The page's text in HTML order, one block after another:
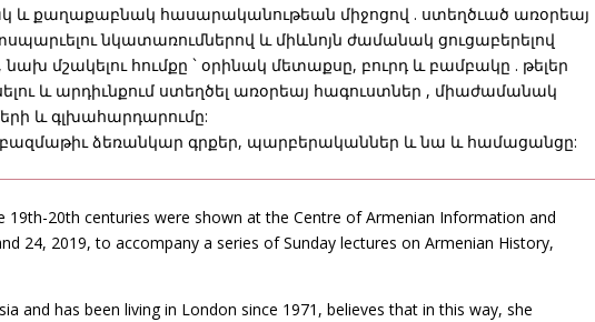
և քաղաքաբնակ հասարականութեան միջոցով . ստեղծւած առօրեայ
նկատառումներով և միևնոյն ժամանակ ցուցաբերելով
նախ մշակելու հումքը ` օրինակ մետաքսը, բուրդ և բամբակը . թելեր
և արդիւնքում ստեղծել առօրեայ հագուստներ , միաժամանակ
և գլխահարդարումը:
բազմաթիւ ձեռանկար գրքեր, պարբերականներ և նա և համացանցը:
20th centuries were shown at the Centre of Armenian Information and
24, 2019, to accompany a series of Sunday lectures on Armenian History,
and has been living in London since 1971, believes that in this way, she